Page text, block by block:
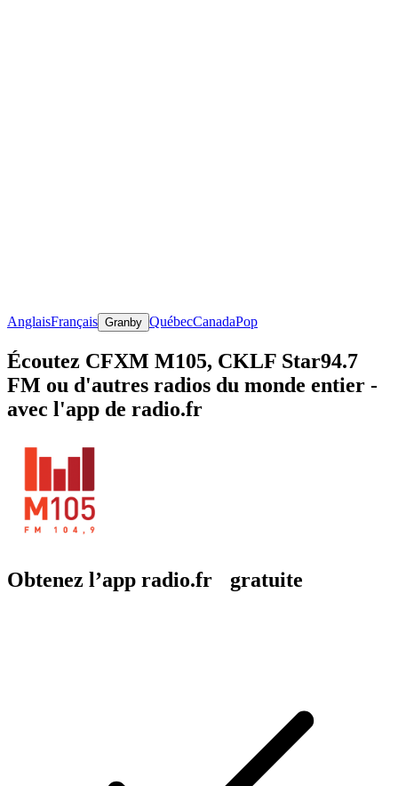
AnglaisFrançais Granby QuébecCanadaPop
Écoutez CFXM M105, CKLF Star94.7
FM ou d'autres radios du monde entier -
avec l'app de radio.fr
Obtenez l’app radio.fr gratuite